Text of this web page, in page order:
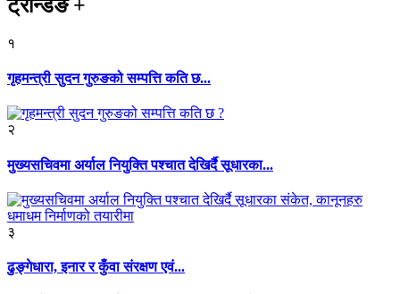
ट्रेन्डिङ+
१
गृहमन्त्री सुदन गुरुङको सम्पत्ति कति छ...
२
मुख्यसचिवमा अर्याल नियुक्ति पश्चात देखिर्दै सूधारका...
३
ढुङ्गेधारा, इनार र कुँवा संरक्षण एवं...